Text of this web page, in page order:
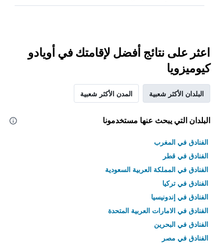
اعثر على نتائج أفضل لإقامتك في أويادو
كيوميزويا
البلدان الأكثر شعبية المدن الأكثر شعبية
البلدان التي يبحث عنها مستخدمونا
الفنادق في المغرب
الفنادق في قطر
الفنادق في المملكة العربية السعودية
الفنادق في تركيا
الفنادق في إندونيسيا
الفنادق في الامارات العربية المتحدة
الفنادق في البحرين
الفنادق في مصر